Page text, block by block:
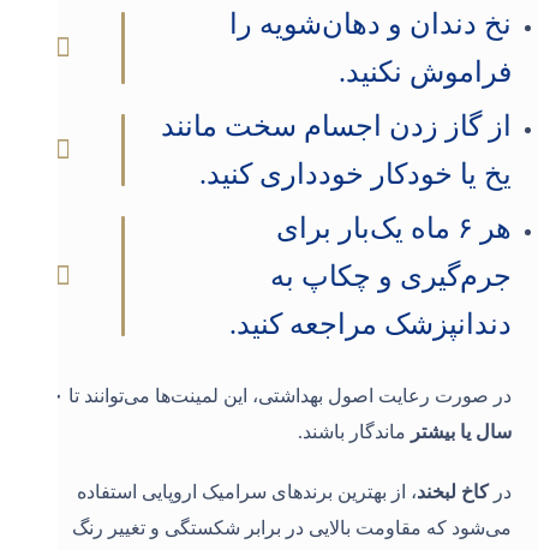
نخ دندان و دهان‌شویه را
فراموش نکنید.
از گاز زدن اجسام سخت مانند
یخ یا خودکار خودداری کنید.
هر ۶ ماه یک‌بار برای
جرم‌گیری و چکاپ به
دندانپزشک مراجعه کنید.
در صورت رعایت اصول بهداشتی، این لمینت‌ها می‌توانند تا ۱۰
سال یا بیشتر ماندگار باشند.
درکاخ لبخند، از بهترین برندهای سرامیک اروپایی استفاده
می‌شود که مقاومت بالایی در برابر شکستگی و تغییر رنگ